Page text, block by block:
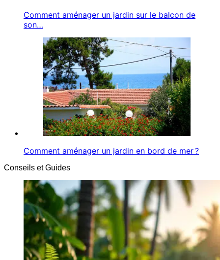
Comment aménager un jardin sur le balcon de
son…
Comment aménager un jardin en bord de mer ?
Conseils et Guides